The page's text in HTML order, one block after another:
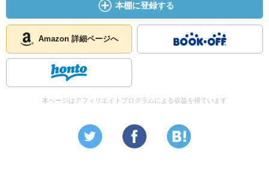
本棚に登録する
Amazon 詳細ページへ
本ページはアフィリエイトプログラムによる収益を得ています